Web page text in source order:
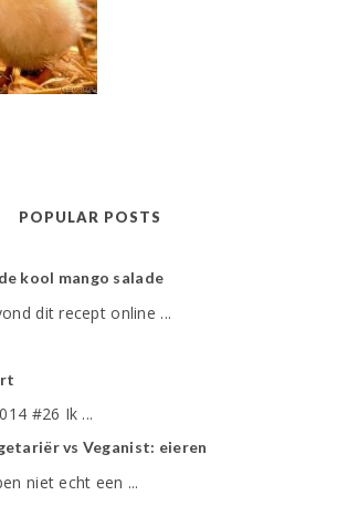
POPULAR POSTS
kool mango salade
dit recept online ...
#26 Ik ...
vs Veganist: eieren
niet echt een ...